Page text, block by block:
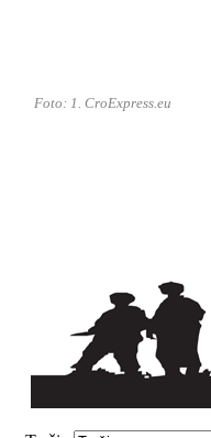
Foto: 1. CroExpress.eu